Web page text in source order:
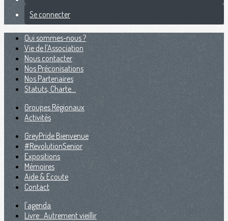
Se connecter
Qui sommes-nous ?
Vie de l'Association
Nous contacter
Nos Préconisations
Nos Partenaires
Statuts, Charte...
Groupes Régionaux
Activités
GreyPride Bienvenue
#RevolutionSenior
Expositions
Mémoires
Aide & Ecoute
Contact
l'agenda
Livre : Autrement vieillir